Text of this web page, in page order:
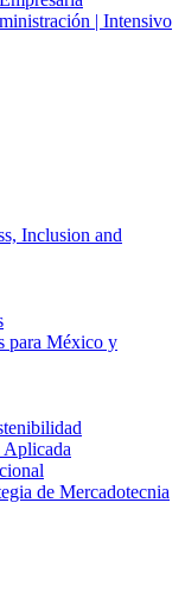
| Intensivo
Inclusion and
para México y
Aplicada
de Mercadotecnia